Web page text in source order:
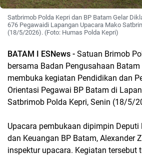
Satbrimob Polda Kepri dan BP Batam Gelar
676 Pegawaidi Lapangan Upacara Mako
(18/5/2026). (Foto: Humas Polda Kepri)
BATAM I ESNews - Satuan Brimob
bersama Badan Pengusahaan
membuka kegiatan Pendidikan dan
Orientasi Pegawai BP Batam di
Satbrimob Polda Kepri, Senin (18/5/
Upacara pembukaan dipimpin
dan Keuangan BP Batam, Alexander
inspektur upacara. Kegiatan tersebut